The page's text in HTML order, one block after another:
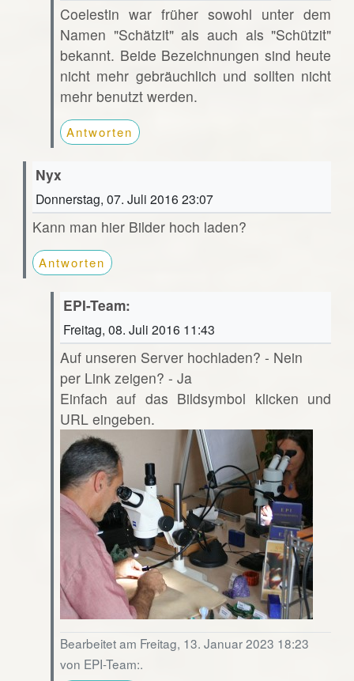
Coelestin war früher sowohl unter dem
Namen "Schätzit" als auch als "Schützit"
bekannt. Beide Bezeichnungen sind heute
nicht mehr gebräuchlich und sollten nicht
mehr benutzt werden.
Antworten
Nyx
Donnerstag, 07. Juli 2016 23:07
Kann man hier Bilder hoch laden?
Antworten
EPI-Team:
Freitag, 08. Juli 2016 11:43
Auf unseren Server hochladen? - Nein
per Link zeigen? - Ja
Einfach auf das Bildsymbol klicken und
URL eingeben.
Bearbeitet am Freitag, 13. Januar 2023 18:23
von EPI-Team:.